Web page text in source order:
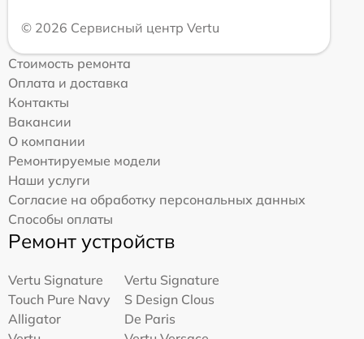
© 2026 Сервисный центр Vertu
Стоимость ремонта
Оплата и доставка
Контакты
Вакансии
О компании
Ремонтируемые модели
Наши услуги
Согласие на обработку персональных данных
Способы оплаты
Ремонт устройств
Vertu Signature
Touch Pure Navy
Alligator
Vertu Signature
S Design Clous
De Paris